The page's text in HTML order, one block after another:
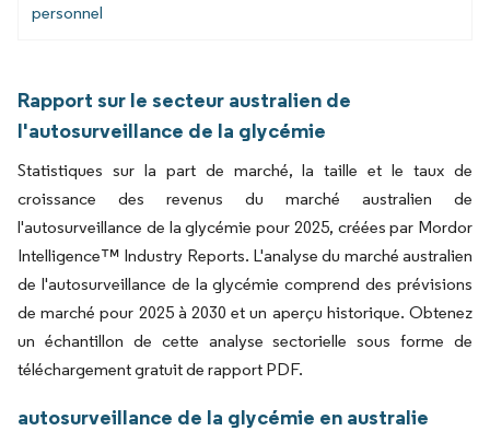
personnel
Rapport sur le secteur australien de
l'autosurveillance de la glycémie
Statistiques sur la part de marché, la taille et le taux de
croissance des revenus du marché australien de
l'autosurveillance de la glycémie pour 2025, créées par Mordor
Intelligence™ Industry Reports. L'analyse du marché australien
de l'autosurveillance de la glycémie comprend des prévisions
de marché pour 2025 à 2030 et un aperçu historique. Obtenez
un échantillon de cette analyse sectorielle sous forme de
téléchargement gratuit de rapport PDF.
autosurveillance de la glycémie en australie